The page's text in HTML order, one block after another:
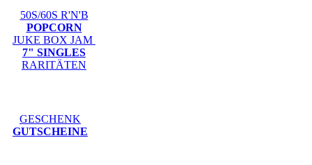
50S/60S R'N'B
POPCORN
JUKE BOX JAM
7" SINGLES
RARITÄTEN
GESCHENK
GUTSCHEINE